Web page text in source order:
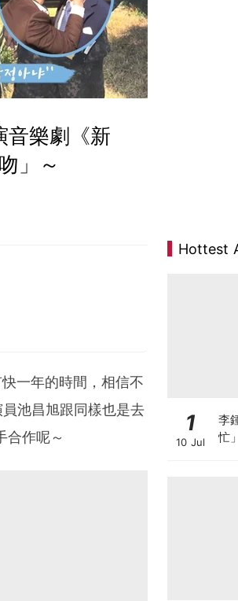
音樂劇《新
」～
一年的時間，相信不
池昌旭跟同樣也是去
合作呢～
Hottest
1
10 Jul
李
忙